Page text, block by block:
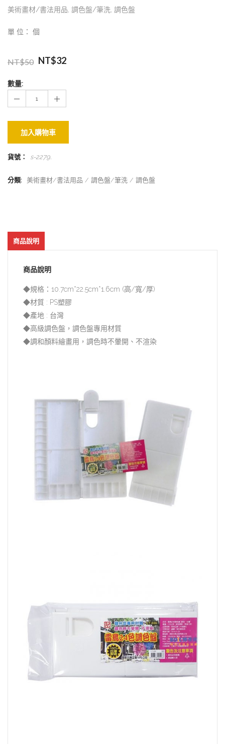
美術畫材/書法用品, 調色盤/筆洗, 調色盤
單 位： 個
NT$50 NT$32
數量:
加入購物車
貨號： s-2279.
分類: 美術畫材/書法用品 調色盤/筆洗 調色盤
商品說明
商品說明
◆規格：10.7cm*22.5cm*1.6cm (高/寬/厚)
◆材質 : PS塑膠
◆產地 : 台灣
◆高級調色盤，調色盤專用材質
◆調和顏料繪畫用，調色時不暈開、不渲染